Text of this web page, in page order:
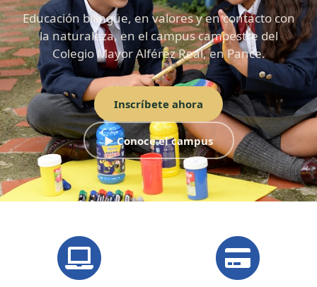
Educación bilingüe, en valores y en contacto con
la naturaleza, en el campus campestre del
Colegio Mayor Alférez Real, en Pance.
Inscríbete ahora
▶ Conoce el campus